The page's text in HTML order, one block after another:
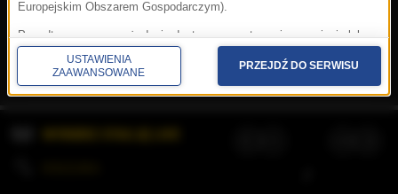
Korzystanie z portalu oznacza akceptację
Prywatność.Aplikacje.© 2026 Radio Muzyka
Fakty Grupa RMF sp. z o.o. sp. k.
Europejskim Obszarem Gospodarczym).
Ponadto masz prawo żądania dostępu, sprostowania, usunięcia lub
ograniczenia przetwarzania danych, a także złożenia skargi do
Prezesa Urzędu Ochrony Danych Osobowych. W polityce prywatności
znajdziesz informacje jak wykonać swoje prawa. Szczegółowe
informacje na temat przetwarzania Twoich danych znajdują się w
USTAWIENIA
ZAAWANSOWANE
PRZEJDŹ DO SERWISU